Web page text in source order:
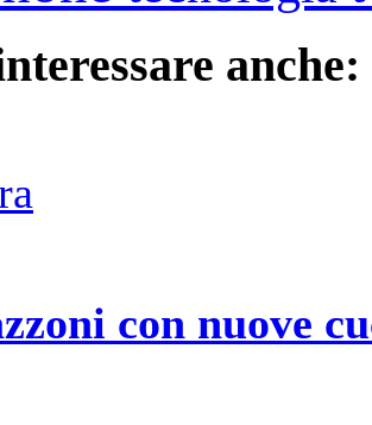
anche:
con nuove